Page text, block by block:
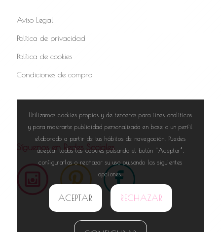
Aviso Legal
Política de privacidad
Política de cookies
Condiciones de compra
Síguenos en Redes Sociales
Utilizamos cookies propias y de terceros para fines analíticos
y para mostrarte publicidad personalizada en base a un perfil
elaborado a partir de tus hábitos de navegación. Puedes
aceptar todas las cookies pulsando el botón “Aceptar”,
configurarlas o rechazar su uso pulsando las siguientes
opciones.
ACEPTAR RECHAZAR